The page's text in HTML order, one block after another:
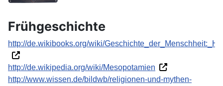
Frühgeschichte
http://de.wikibooks.org/wiki/
http://de.wikipedia.org/wiki/Mesopotamien
http://www.wissen.de/bildwb/religionen-und-mythen-